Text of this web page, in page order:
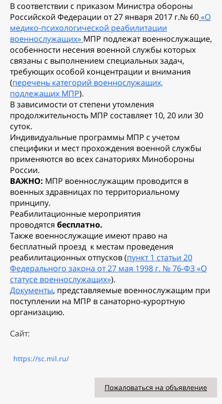
В соответствии с приказом Министра обороны
Российской Федерации от 27 января 2017 г.№ 60«О
медико-психологической реабилитации
военнослужащих» МПР подлежат военнослужащие,
особенности несения военной службы которых
связаны с выполнением специальных задач,
требующих особой концентрации и внимания
(перечень категорий военнослужащих,
подлежащих МПР).
В зависимости от степени утомления
продолжительность МПР составляет 10, 20 или 30
суток.
Индивидуальные программы МПР с учетом
специфики и мест прохождения военной службы
применяются во всех санаториях Минобороны
России.
ВАЖНО: МПР военнослужащим проводится в
военных здравницах по территориальному
принципу.
Реабилитационные мероприятия
проводятся бесплатно.
Также военнослужащие имеют право на
бесплатный проезд к местам проведения
реабилитационных отпусков (пункт 1 статьи 20
Федерального закона от 27 мая 1998 г. № 76-ФЗ «О
статусе военнослужащих»).
Документы, представляемые военнослужащим при
поступлении на МПР в санаторно-курортную
организацию.
Сайт:
https://sc.mil.ru/
Пожаловаться на объявление